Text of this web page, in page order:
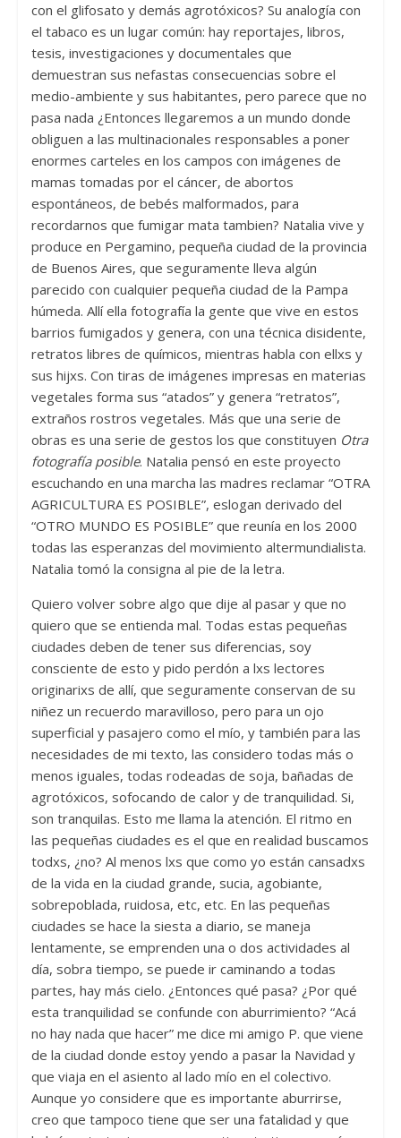
con el glifosato y demás agrotóxicos? Su analogía con
el tabaco es un lugar común: hay reportajes, libros,
tesis, investigaciones y documentales que
demuestran sus nefastas consecuencias sobre el
medio-ambiente y sus habitantes, pero parece que no
pasa nada ¿Entonces llegaremos a un mundo donde
obliguen a las multinacionales responsables a poner
enormes carteles en los campos con imágenes de
mamas tomadas por el cáncer, de abortos
espontáneos, de bebés malformados, para
recordarnos que fumigar mata tambien? Natalia vive y
produce en Pergamino, pequeña ciudad de la provincia
de Buenos Aires, que seguramente lleva algún
parecido con cualquier pequeña ciudad de la Pampa
húmeda. Allí ella fotografía la gente que vive en estos
barrios fumigados y genera, con una técnica disidente,
retratos libres de químicos, mientras habla con ellxs y
sus hijxs. Con tiras de imágenes impresas en materias
vegetales forma sus “atados” y genera “retratos”,
extraños rostros vegetales. Más que una serie de
obras es una serie de gestos los que constituyen Otra
fotografía posible. Natalia pensó en este proyecto
escuchando en una marcha las madres reclamar “OTRA
AGRICULTURA ES POSIBLE”, eslogan derivado del
“OTRO MUNDO ES POSIBLE” que reunía en los 2000
todas las esperanzas del movimiento altermundialista.
Natalia tomó la consigna al pie de la letra.
Quiero volver sobre algo que dije al pasar y que no
quiero que se entienda mal. Todas estas pequeñas
ciudades deben de tener sus diferencias, soy
consciente de esto y pido perdón a lxs lectores
originarixs de allí, que seguramente conservan de su
niñez un recuerdo maravilloso, pero para un ojo
superficial y pasajero como el mío, y también para las
necesidades de mi texto, las considero todas más o
menos iguales, todas rodeadas de soja, bañadas de
agrotóxicos, sofocando de calor y de tranquilidad. Si,
son tranquilas. Esto me llama la atención. El ritmo en
las pequeñas ciudades es el que en realidad buscamos
todxs, ¿no? Al menos lxs que como yo están cansadxs
de la vida en la ciudad grande, sucia, agobiante,
sobrepoblada, ruidosa, etc, etc. En las pequeñas
ciudades se hace la siesta a diario, se maneja
lentamente, se emprenden una o dos actividades al
día, sobra tiempo, se puede ir caminando a todas
partes, hay más cielo. ¿Entonces qué pasa? ¿Por qué
esta tranquilidad se confunde con aburrimiento? “Acá
no hay nada que hacer” me dice mi amigo P. que viene
de la ciudad donde estoy yendo a pasar la Navidad y
que viaja en el asiento al lado mío en el colectivo.
Aunque yo considere que es importante aburrirse,
creo que tampoco tiene que ser una fatalidad y que